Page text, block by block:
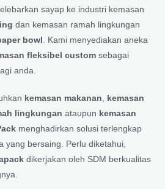
sayap ke industri kemasan
dan kemasan ramah lingkungan
bowl . Kami menyediakan aneka
fleksibel custom sebagai
anda.
kemasan makanan
kemasan
lingkungan ataupun kemasan
menghadirkan solusi terlengkap
yang bersaing. Perlu diketahui,
dikerjakan oleh SDM berkualitas